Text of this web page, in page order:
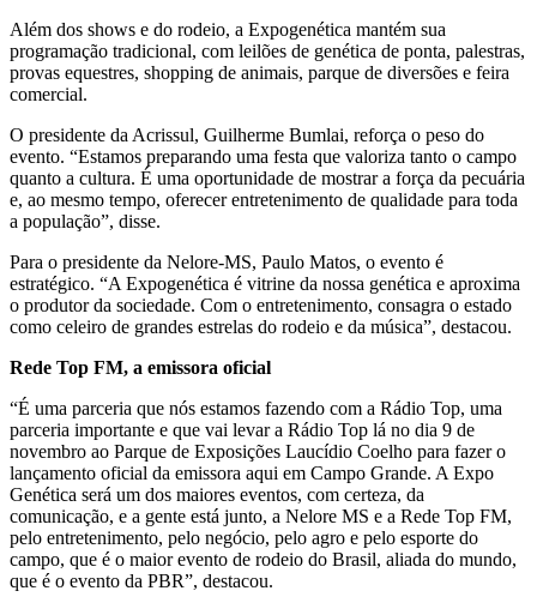
Além dos shows e do rodeio, a Expogenética mantém sua
programação tradicional, com leilões de genética de ponta, palestras,
provas equestres, shopping de animais, parque de diversões e feira
comercial.
O presidente da Acrissul, Guilherme Bumlai, reforça o peso do
evento. “Estamos preparando uma festa que valoriza tanto o campo
quanto a cultura. É uma oportunidade de mostrar a força da pecuária
e, ao mesmo tempo, oferecer entretenimento de qualidade para toda
a população”, disse.
Para o presidente da Nelore-MS, Paulo Matos, o evento é
estratégico. “A Expogenética é vitrine da nossa genética e aproxima
o produtor da sociedade. Com o entretenimento, consagra o estado
como celeiro de grandes estrelas do rodeio e da música”, destacou.
Rede Top FM, a emissora oficial
“É uma parceria que nós estamos fazendo com a Rádio Top, uma
parceria importante e que vai levar a Rádio Top lá no dia 9 de
novembro ao Parque de Exposições Laucídio Coelho para fazer o
lançamento oficial da emissora aqui em Campo Grande. A Expo
Genética será um dos maiores eventos, com certeza, da
comunicação, e a gente está junto, a Nelore MS e a Rede Top FM,
pelo entretenimento, pelo negócio, pelo agro e pelo esporte do
campo, que é o maior evento de rodeio do Brasil, aliada do mundo,
que é o evento da PBR”, destacou.